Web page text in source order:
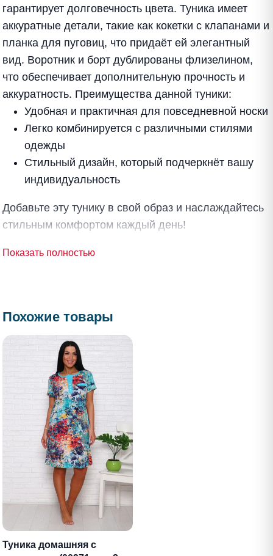
гарантирует долговечность цвета. Туника имеет
аккуратные детали, такие как кокетки с клапанами и
планка для пуговиц, что придаёт ей элегантный
вид. Воротник и борт дублированы флизелином,
что обеспечивает дополнительную прочность и
аккуратность. Преимущества данной туники:
Удобная и практичная для повседневной носки
Легко комбинируется с различными стилями
одежды
Стильный дизайн, который подчеркнёт вашу
индивидуальность
Добавьте эту тунику в свой образ и наслаждайтесь
стильным комфортом каждый день!
Показать полностью
Похожие товары
Туника домашняя с